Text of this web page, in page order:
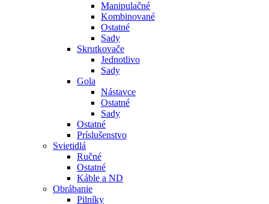
Manipulačné
Kombinované
Ostatné
Sady
Skrutkovače
Jednotlivo
Sady
Gola
Nástavce
Ostatné
Sady
Ostatné
Príslušenstvo
Svietidlá
Ručné
Ostatné
Káble a ND
Obrábanie
Pilníky